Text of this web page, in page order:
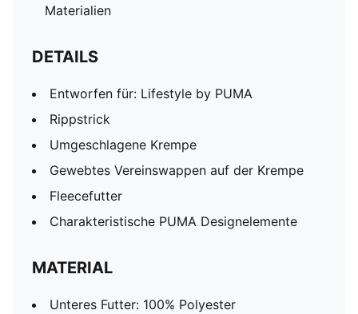
Materialien
DETAILS
Entworfen für: Lifestyle by PUMA
Rippstrick
Umgeschlagene Krempe
Gewebtes Vereinswappen auf der Krempe
Fleecefutter
Charakteristische PUMA Designelemente
MATERIAL
Unteres Futter: 100% Polyester